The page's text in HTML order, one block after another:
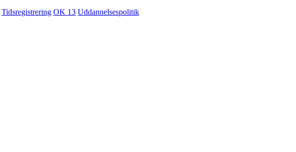
Tidsregistrering OK 13 Uddannelsespolitik